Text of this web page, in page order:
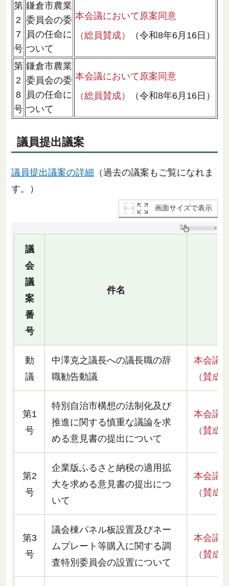
第
2
7
号
鎌倉市農業
委員会の委
員の任命に
ついて
本会議において原案同意
（総員賛成）
（令和8年6月16日）
第
2
8
号
鎌倉市農業
委員会の委
員の任命に
ついて
本会議において原案同意
（総員賛成）
（令和8年6月16日）
議員提出議案
議員提出議案の詳細 （過去の議案もご覧になれま
す。）
画面サイズで表示
議
会
議
案
番
号
件名
動
議
中澤克之議長への議長職の辞
職勧告動議
本会議
（賛成
第1
号
特別自治市構想の法制化及び
推進に関する慎重な議論を求
める意見書の提出について
本会議
（賛成
第2
号
企業版ふるさと納税の適用拡
大を求める意見書の提出につ
いて
本会議
（賛成
第3
号
議会棟パネル板設置及びネー
ムプレート等購入に関する調
査特別委員会の設置について
本会議
（賛成